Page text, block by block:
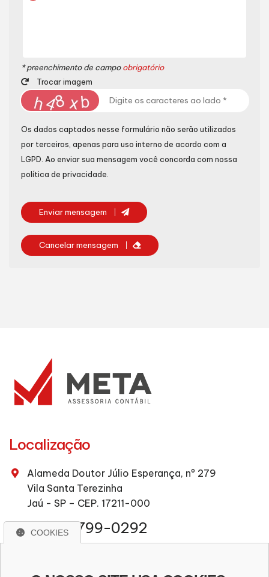
* preenchimento de campoobrigatório
Trocar imagem
Os dados captados nesse formulário não serão utilizados
por terceiros, apenas para uso interno de acordo com a
LGPD . Ao enviar sua mensagem você concorda com nossa
política de privacidade.
Enviar mensagem
Cancelar mensagem
Localização
Alameda Doutor Júlio Esperança, nº 279
Vila Santa Terezinha
Jaú - SP – CEP. 17211-000
(14) 9 9799-0292
COOKIES